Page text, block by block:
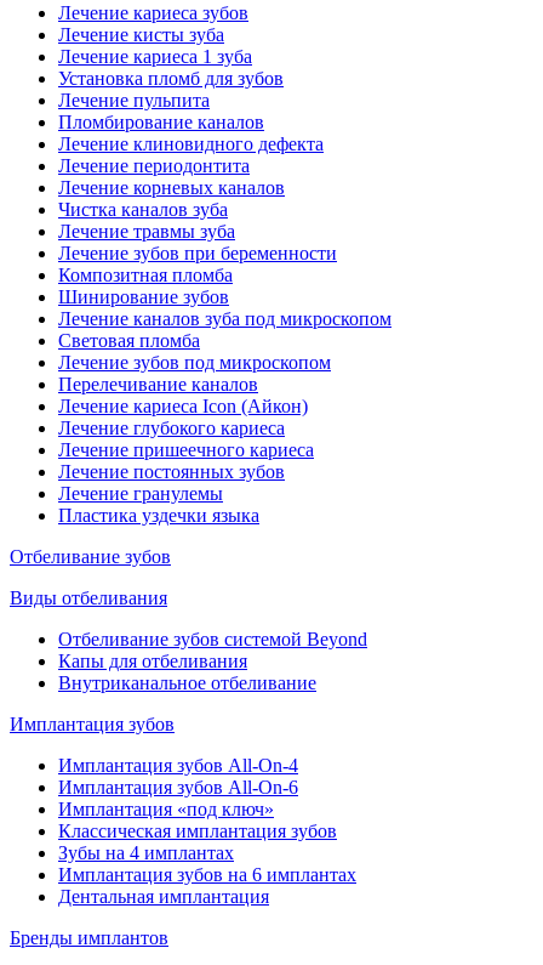
Лечение кариеса зубов
Лечение кисты зуба
Лечение кариеса 1 зуба
Установка пломб для зубов
Лечение пульпита
Пломбирование каналов
Лечение клиновидного дефекта
Лечение периодонтита
Лечение корневых каналов
Чистка каналов зуба
Лечение травмы зуба
Лечение зубов при беременности
Композитная пломба
Шинирование зубов
Лечение каналов зуба под микроскопом
Световая пломба
Лечение зубов под микроскопом
Перелечивание каналов
Лечение кариеса Icon (Айкон)
Лечение глубокого кариеса
Лечение пришеечного кариеса
Лечение постоянных зубов
Лечение гранулемы
Пластика уздечки языка
Отбеливание зубов
Виды отбеливания
Отбеливание зубов системой Beyond
Капы для отбеливания
Внутриканальное отбеливание
Имплантация зубов
Имплантация зубов All-On-4
Имплантация зубов All-On-6
Имплантация «под ключ»
Классическая имплантация зубов
Зубы на 4 имплантах
Имплантация зубов на 6 имплантах
Дентальная имплантация
Бренды имплантов